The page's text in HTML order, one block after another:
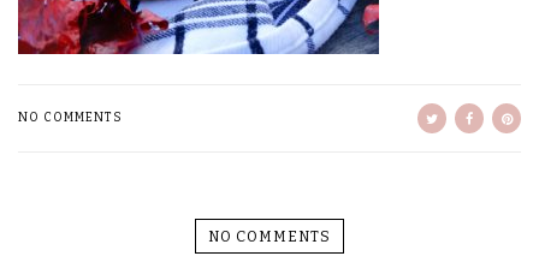
NO COMMENTS
NO COMMENTS